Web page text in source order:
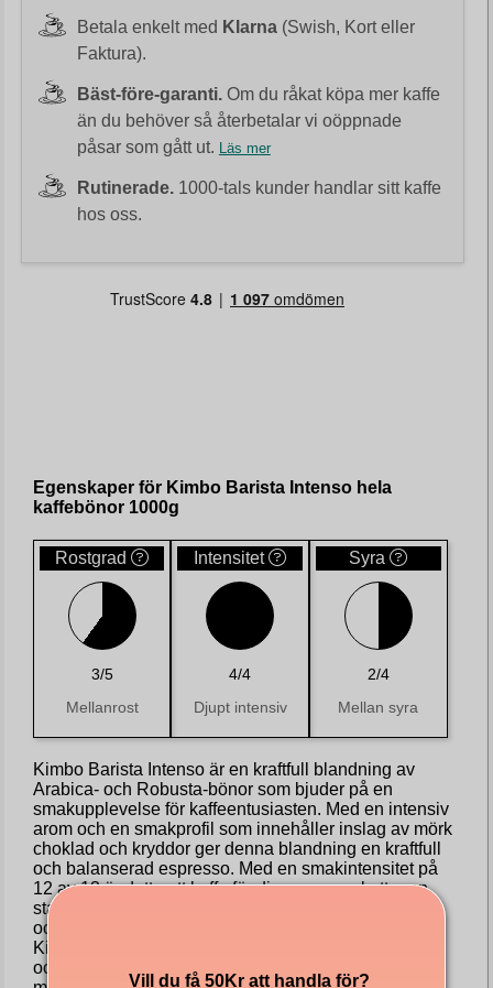
Betala enkelt med Klarna(Swish, Kort eller
Faktura).
Bäst-före-garanti.Om du råkat köpa mer kaffe
än du behöver så återbetalar vi oöppnade
påsar som gått ut.
Läs mer
Rutinerade.1000-tals kunder handlar sitt kaffe
hos oss.
Egenskaper för Kimbo Barista Intenso hela
kaffebönor 1000g
Rostgrad
3/5
Mellanrost
Intensitet
4/4
Djupt intensiv
Syra
2/4
Mellan syra
Kimbo Barista Intenso är en kraftfull blandning av
Arabica- och Robusta-bönor som bjuder på en
smakupplevelse för kaffeentusiasten. Med en intensiv
arom och en smakprofil som innehåller inslag av mörk
choklad och kryddor ger denna blandning en kraftfull
och balanserad espresso. Med en smakintensitet på
12 av 13 är detta ett kaffe för dig som uppskattar en
stark italiensk espresso med en touch av bittra toner
och djup karaktär. Den rika smaken och aromen gör
Kimbo Barista Intenso till ett utmärkt val för espresso
och Americano, och är även en favorit som
Vill du få 50Kr att handla för?